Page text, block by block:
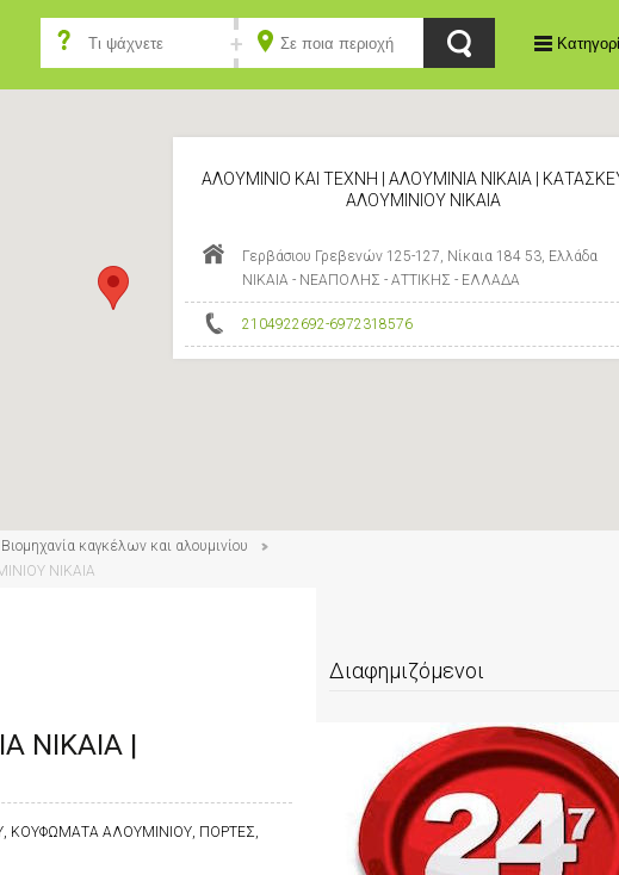
ΑΛΟΥΜΙΝΙΟ ΚΑΙ ΤΕΧΝΗ | ΑΛΟΥΜΙΝΙΑ ΝΙΚΑΙΑ |
ΑΛΟΥΜΙΝΙΟΥ ΝΙΚΑΙΑ
Γερβάσιου Γρεβενών 125-127, Νίκαια 184 53, Ελλάδα
ΝΙΚΑΙΑ - ΝΕΑΠΟΛΗΣ - ΑΤΤΙΚΗΣ - ΕΛΛΑΔΑ
2104922692-6972318576
Βιομηχανία καγκέλων και αλουμινίου
ΝΙΚΑΙΑ
ΝΙΚΑΙΑ |
ΚΟΥΦΩΜΑΤΑ ΑΛΟΥΜΙΝΙΟΥ, ΠΟΡΤΕΣ,
Διαφημιζόμενοι